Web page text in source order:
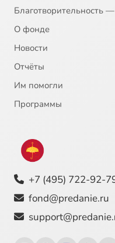
Благотворительность
О фонде
Новости
Отчёты
Им помогли
Программы
+7 (495) 722-92-
fond@predanie.ru